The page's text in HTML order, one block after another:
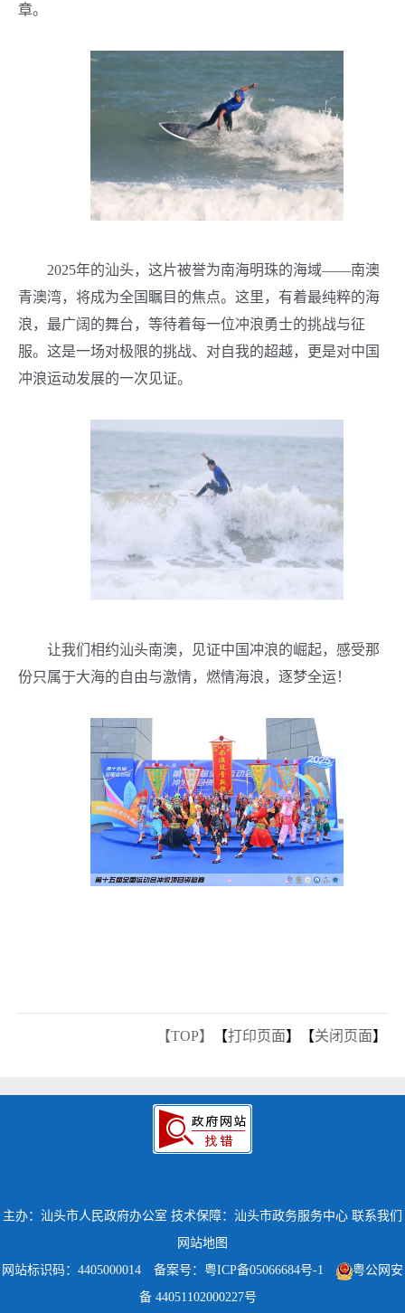
章。
2025年的汕头，这片被誉为南海明珠的海域——南澳
青澳湾，将成为全国瞩目的焦点。这里，有着最纯粹的海
浪，最广阔的舞台，等待着每一位冲浪勇士的挑战与征
服。这是一场对极限的挑战、对自我的超越，更是对中国
冲浪运动发展的一次见证。
让我们相约汕头南澳，见证中国冲浪的崛起，感受那
份只属于大海的自由与激情，燃情海浪，逐梦全运！
【TOP】 【打印页面】【关闭页面】
主办：汕头市人民政府办公室 技术保障：汕头市政务服务中心 联系我们
网站地图
网站标识码：4405000014
备案号：粤ICP备05066684号-1
粤公网安
备 44051102000227号